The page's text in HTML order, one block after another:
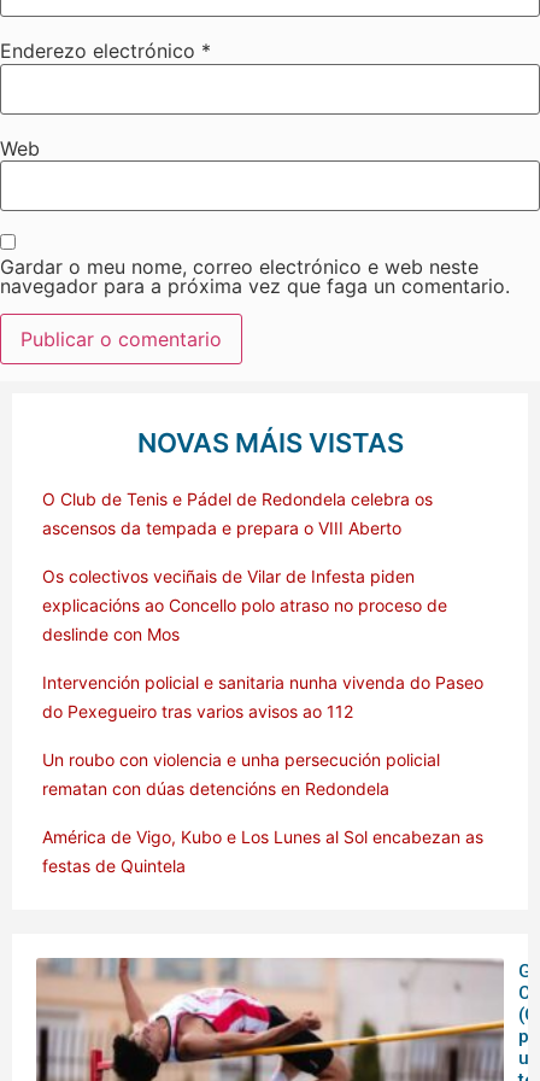
Enderezo electrónico *
Web
Gardar o meu nome, correo electrónico e web neste
navegador para a próxima vez que faga un comentario.
NOVAS MÁIS VISTAS
O Club de Tenis e Pádel de Redondela celebra os
ascensos da tempada e prepara o VIII Aberto
Os colectivos veciñais de Vilar de Infesta piden
explicacións ao Concello polo atraso no proceso de
deslinde con Mos
Intervención policial e sanitaria nunha vivenda do Paseo
do Pexegueiro tras varios avisos ao 112
Un roubo con violencia e unha persecución policial
rematan con dúas detencións en Redondela
América de Vigo, Kubo e Los Lunes al Sol encabezan as
festas de Quintela